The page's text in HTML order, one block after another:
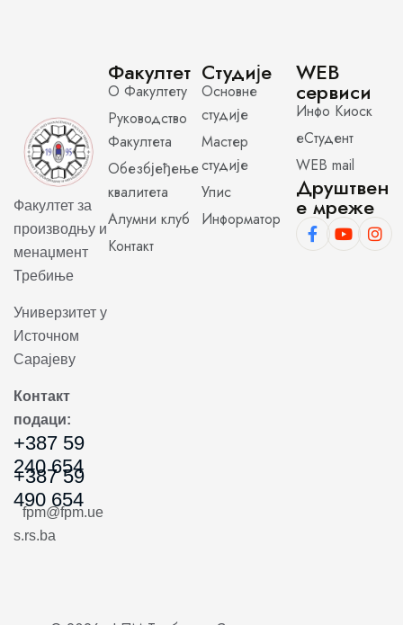
Факултет за
производњу и
менаџмент
Требиње
Универзитет у
Источном
Сарајеву
Контакт
подаци:
+387 59
240 654
+387 59
490 654
fpm@fpm.ue
s.rs.ba
Факултет
О Факултету
Руководство
Факултета
Обезбјеђење
квалитета
Алумни клуб
Контакт
Студије
Основне
студије
Мастер
студије
Упис
Информатор
WEB
сервиси
Инфо Киоск
еСтудент
WEB mail
Друштвен
е мреже